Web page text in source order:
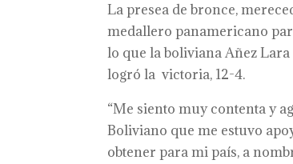
La presea de bronce,
medallero panamericano
lo que la boliviana Añez
logró la victoria, 12-4.
“Me siento muy contenta y
Boliviano que me estuvo
obtener para mi país, a